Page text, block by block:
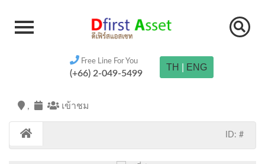
Free Line For You
(+66) 2-049-5499
TH ENG
, เข้าชม
ID: #